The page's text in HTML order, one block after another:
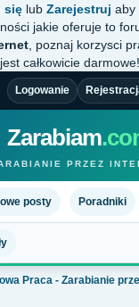
się lub Zarejestruj aby
jakie oferuje to
, poznaj korzysci
całkowicie darmowe!
Logowanie
Zarabiam
PRZEZ
posty Poradniki
Praca - Zarabianie